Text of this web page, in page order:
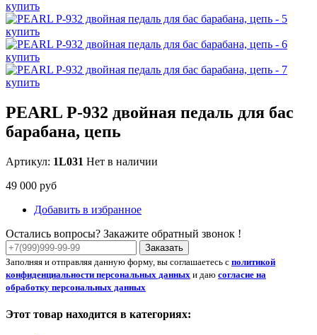
PEARL P-932 двойная педаль для бас
барабана, цепь
Артикул: 1L031 Нет в наличии
49 000 руб
Добавить в избранное
Остались вопросы? Закажите обратный звонок !
Заказать
Заполняя и отправляя данную форму, вы соглашаетесь с политикой
конфиденциальности персональных данных и даю согласие на
обработку персональных данных
Этот товар находится в категориях: